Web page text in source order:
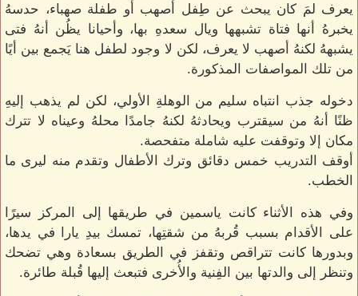
يعرف لمَ كان يبحث عن طِفل أصهب أو طفلة صهباء، حدسهُ
يخبرهُ أنها فتاة تشبهها ويال سعدهِ بها، وأحيانا يظُن أنهُ فتى
يشبههُ لكنهُ أصهب لا يعرف، لكن لا وجود لطفل هنا يَجمع بين أيًا
من تلك المواصفات المذكورة.
دخوله جذب انتباه سليم من الوهلةِ الأولي، لكن لم يذهب إليهِ
ظنًا أنهُ من سيقترب ويحادثهُ لكنهُ جامدًا محلهُ وعيناه لا تترك
مكان إلا وتوقفت عليه شاملة متفحصة.
أوقف التدريب خمس دقائق وترك الأطفال وتقدم منه ليرى ما
الخطب.
وفي هذه الأثناء كانت ياسمين في طريقها إلى المركز سيرًا
على الأقدام بسبب قُربهُ من شقتِها، تمسك بيدِ يارا في يدها،
وبدورها كانت تتراقص وتقفز في الطريق بسعادة وهي تضحك
وتنظر إلى والدتها بين الفِنية والأُخرى فتبعث إليها قُبلة طائرة.